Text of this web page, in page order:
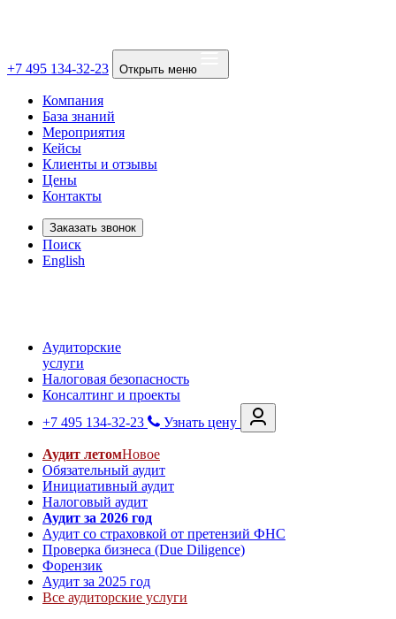
+7 495 134-32-23 Открыть меню
Компания
База знаний
Мероприятия
Кейсы
Клиенты и отзывы
Цены
Контакты
Заказать звонок
Поиск
English
Аудиторские
услуги
Налоговая безопасность
Консалтинг и проекты
+7 495 134-32-23
Узнать цену
Аудит летомНовое
Обязательный аудит
Инициативный аудит
Налоговый аудит
Аудит за 2026 год
Аудит со страховкой от претензий ФНС
Проверка бизнеса (Due Diligence)
Форензик
Аудит за 2025 год
Все аудиторские услуги